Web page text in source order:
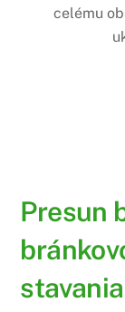
celému
Presun